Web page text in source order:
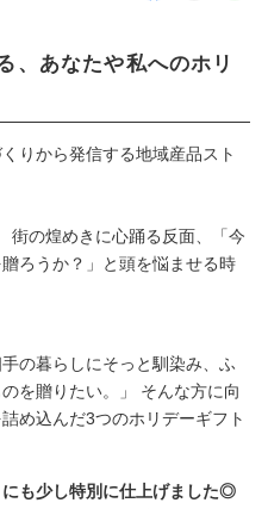
、あなたや私へのホリ
りから発信する地域産品スト
街の煌めきに心踊る反面、「今
ろうか？」と頭を悩ませる時
の暮らしにそっと馴染み、ふ
を贈りたい。」 そんな方に向
め込んだ3つのホリデーギフト
も少し特別に仕上げました◎